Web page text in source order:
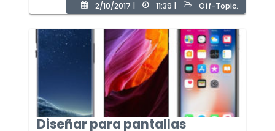
2/10/2017 | 11:39 | Off-Topic.
Diseñar para pantallas